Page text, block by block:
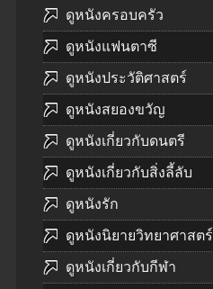
ดูหนังครอบครัว
ดูหนังแฟนตาซี
ดูหนังประวัติศาสตร์
ดูหนังสยองขวัญ
ดูหนังเกี่ยวกับดนตรี
ดูหนังเกี่ยวกับสิ่งลี้ลับ
ดูหนังรัก
ดูหนังนิยายวิทยาศาสตร์
ดูหนังเกี่ยวกับกีฬา